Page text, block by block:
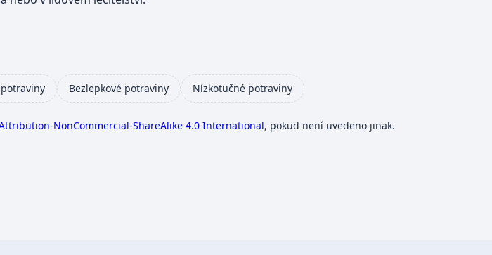
Bezlepkové potraviny
Nízkotučné potraviny
NonCommercial-ShareAlike 4.0 International, pokud není uvedeno jinak.